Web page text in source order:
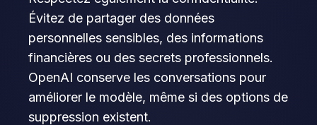
Évitez de partager des données
personnelles sensibles, des informations
financières ou des secrets professionnels.
OpenAI conserve les conversations pour
améliorer le modèle, même si des options de
suppression existent.